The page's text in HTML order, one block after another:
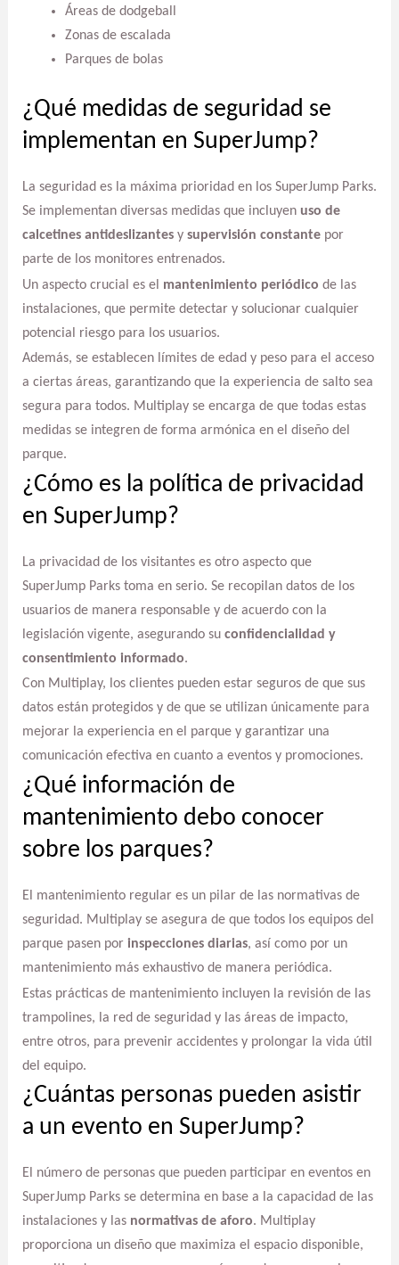
Áreas de dodgeball
Zonas de escalada
Parques de bolas
¿Qué medidas de seguridad se
implementan en SuperJump?
La seguridad es la máxima prioridad en los SuperJump Parks.
Se implementan diversas medidas que incluyen uso de
calcetines antideslizantesy supervisión constantepor
parte de los monitores entrenados.
Un aspecto crucial es el mantenimiento periódico de las
instalaciones, que permite detectar y solucionar cualquier
potencial riesgo para los usuarios.
Además, se establecen límites de edad y peso para el acceso
a ciertas áreas, garantizando que la experiencia de salto sea
segura para todos. Multiplay se encarga de que todas estas
medidas se integren de forma armónica en el diseño del
parque.
¿Cómo es la política de privacidad
en SuperJump?
La privacidad de los visitantes es otro aspecto que
SuperJump Parks toma en serio. Se recopilan datos de los
usuarios de manera responsable y de acuerdo con la
legislación vigente, asegurando su confidencialidad y
consentimiento informado.
Con Multiplay, los clientes pueden estar seguros de que sus
datos están protegidos y de que se utilizan únicamente para
mejorar la experiencia en el parque y garantizar una
comunicación efectiva en cuanto a eventos y promociones.
¿Qué información de
mantenimiento debo conocer
sobre los parques?
El mantenimiento regular es un pilar de las normativas de
seguridad. Multiplay se asegura de que todos los equipos del
parque pasen por inspecciones diarias, así como por un
mantenimiento más exhaustivo de manera periódica.
Estas prácticas de mantenimiento incluyen la revisión de las
trampolines, la red de seguridad y las áreas de impacto,
entre otros, para prevenir accidentes y prolongar la vida útil
del equipo.
¿Cuántas personas pueden asistir
a un evento en SuperJump?
El número de personas que pueden participar en eventos en
SuperJump Parks se determina en base a la capacidad de las
instalaciones y las normativas de aforo. Multiplay
proporciona un diseño que maximiza el espacio disponible,